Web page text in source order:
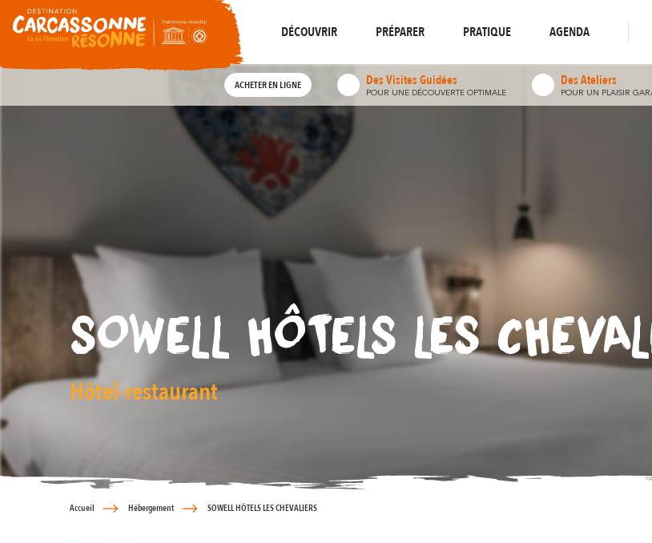
DÉCOUVRIR
Là où l’histoire résonne
PRÉPARER
Toutes les visites Toutes les randonnées
PRATIQUE
AGENDA
ACHETER EN LIGNE Des Visites Guidées
POUR UNE DÉCOUVERTE OPTIMALE
Des Ateliers
POUR UN PLAISIR
SOWELL HÔTELS LES
Hôtel-restaurant
Accueil Hébergement SOWELL HÔTELS LES CHEVALIERS